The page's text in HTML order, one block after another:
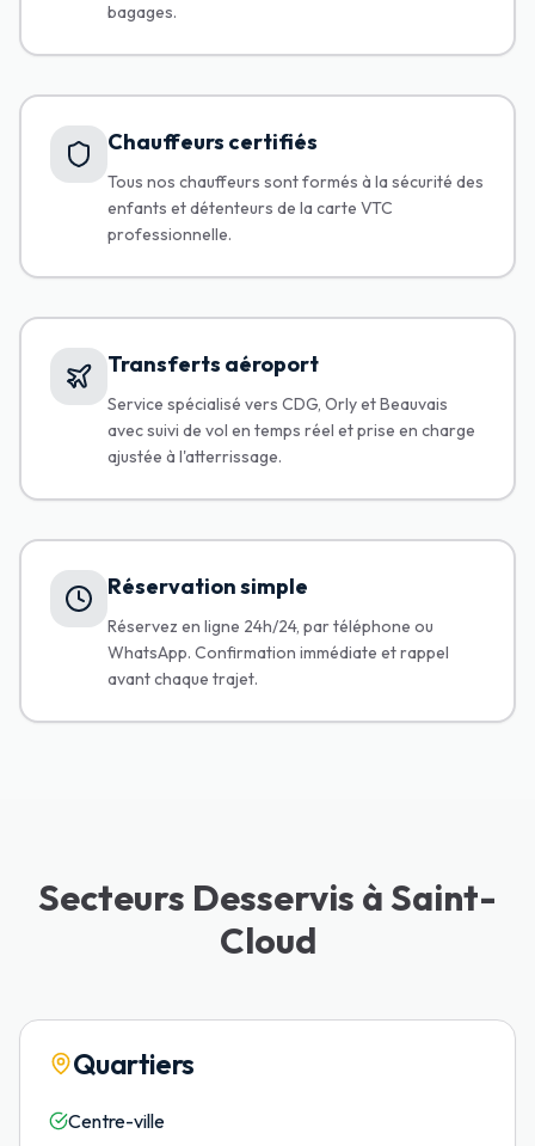
bagages.
Chauffeurs certifiés
Tous nos chauffeurs sont formés à la sécurité des
enfants et détenteurs de la carte VTC
professionnelle.
Transferts aéroport
Service spécialisé vers CDG, Orly et Beauvais
avec suivi de vol en temps réel et prise en charge
ajustée à l'atterrissage.
Réservation simple
Réservez en ligne 24h/24, par téléphone ou
WhatsApp. Confirmation immédiate et rappel
avant chaque trajet.
Secteurs Desservis à Saint-
Cloud
Quartiers
Centre-ville